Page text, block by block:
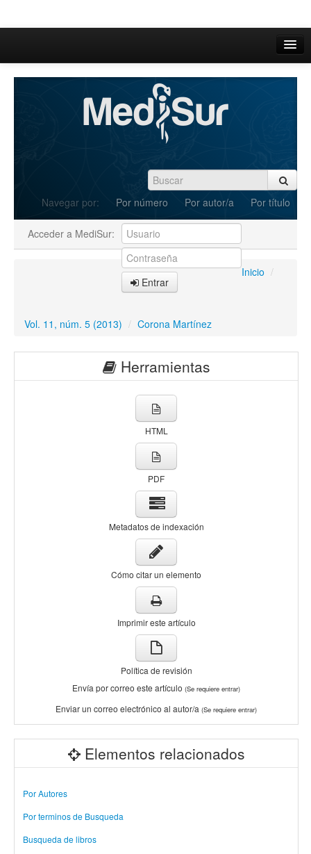
Inicio
Actual
Archivos
Navegar por: Por número Por autor/a Por título
Acceder a MediSur:
Entrar
Inicio /
Vol. 11, núm. 5 (2013) / Corona Martínez
Herramientas
HTML
PDF
Metadatos de indexación
Cómo citar un elemento
Imprimir este artículo
Política de revisión
Envía por correo este artículo (Se requiere entrar)
Enviar un correo electrónico al autor/a (Se requiere entrar)
Elementos relacionados
Por Autores
Por terminos de Busqueda
Busqueda de libros